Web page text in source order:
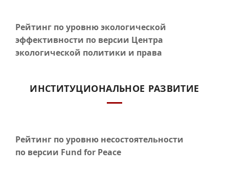
Рейтинг по уровню экологической
эффективности по версии Центра
экологической политики и права
ИНСТИТУЦИОНАЛЬНОЕ РАЗВИТИЕ
Рейтинг по уровню несостоятельности
по версии Fund for Peace